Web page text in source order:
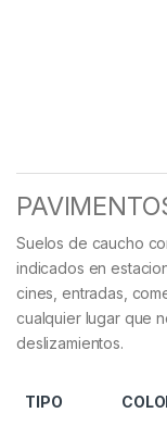
Suelos de caucho
indicados en
cines, entradas,
cualquier lugar que
deslizamientos.
TIPO